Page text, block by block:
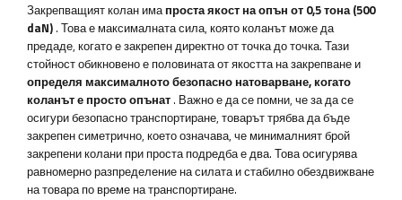
Закрепващият колан имапроста якост на опън от 0,5 тона (500
daN) . Това е максималната сила, която коланът може да
предаде, когато е закрепен директно от точка до точка. Тази
стойност обикновено е половината от якостта на закрепване и
определя максималното безопасно натоварване, когато
коланът е просто опънат . Важно е да се помни, че за да се
осигури безопасно транспортиране, товарът трябва да бъде
закрепен симетрично, което означава, че минималният брой
закрепени колани при проста подредба е два. Това осигурява
равномерно разпределение на силата и стабилно обездвижване
на товара по време на транспортиране.